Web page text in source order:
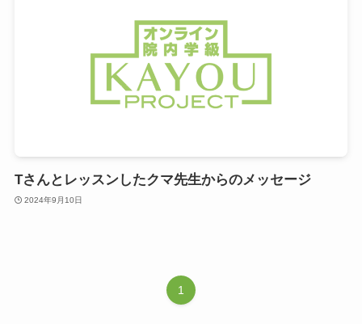
Tさんとレッスンしたクマ先生からのメッセージ
2024年9月10日
1